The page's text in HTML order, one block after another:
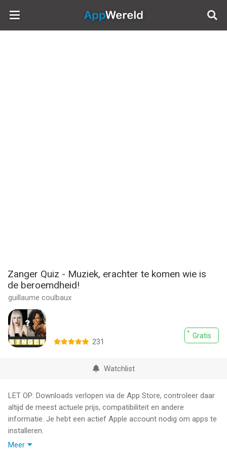
AppWereld
Zanger Quiz - Muziek, erachter te komen wie is
de beroemdheid!
guillaume coulbaux
Gratis
231
Watchlist
LET OP: Downloads verlopen via de App Store, controleer daar
altijd de meest actuele prijs, compatibiliteit en andere
informatie. Je hebt een actief Apple account nodig om apps te
installeren.
Meer